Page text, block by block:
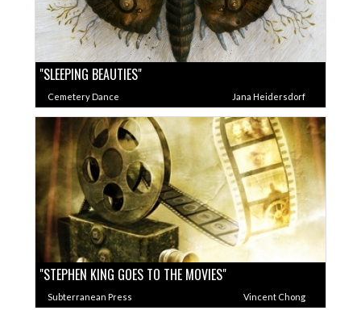
"SLEEPING BEAUTIES"
Cemetery Dance Jana Heidersdorf
"STEPHEN KING GOES TO THE MOVIES"
Subterranean Press Vincent Chong